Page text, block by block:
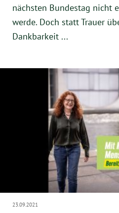
nächsten Bundestag nicht
werde. Doch statt Trauer
Dankbarkeit ...
23.09.2021